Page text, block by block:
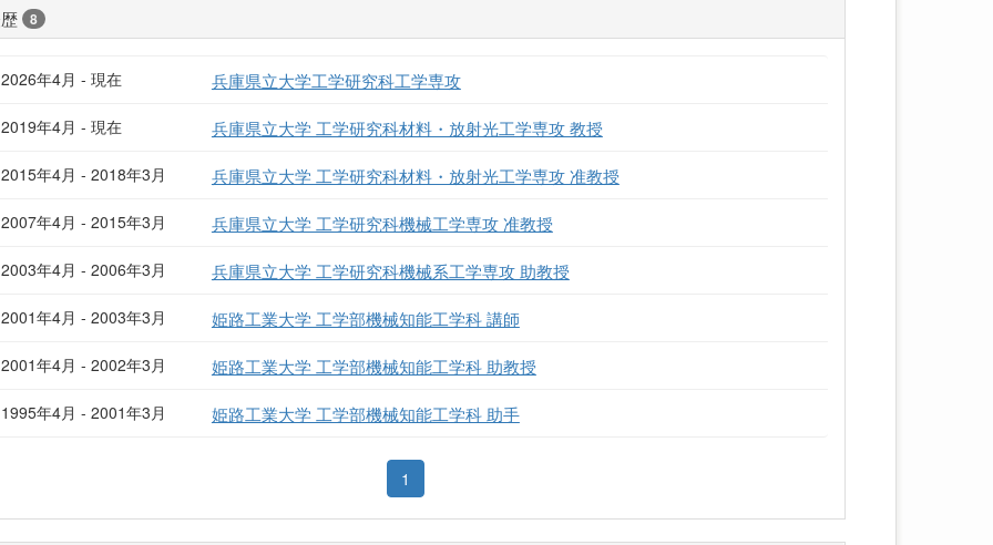
8
2026年4月 - 現在 兵庫県立大学工学研究科工学専攻
2019年4月 - 現在 兵庫県立大学 工学研究科材料・放射光工学専攻 教授
2015年4月 - 2018年3月 兵庫県立大学 工学研究科材料・放射光工学専攻 准教授
2007年4月 - 2015年3月 兵庫県立大学 工学研究科機械工学専攻 准教授
2003年4月 - 2006年3月 兵庫県立大学 工学研究科機械系工学専攻 助教授
2001年4月 - 2003年3月 姫路工業大学 工学部機械知能工学科 講師
2001年4月 - 2002年3月 姫路工業大学 工学部機械知能工学科 助教授
1995年4月 - 2001年3月 姫路工業大学 工学部機械知能工学科 助手
1